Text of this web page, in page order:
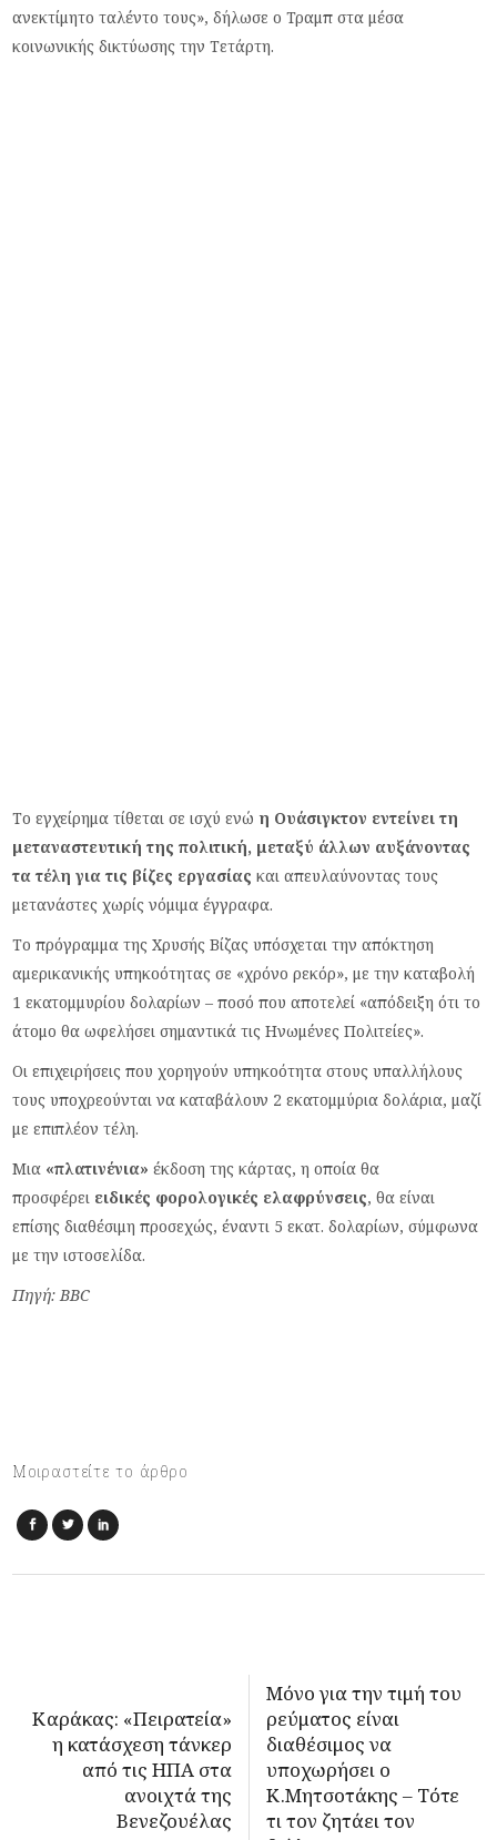
ανεκτίμητο ταλέντο τους»,δήλωσε ο Τραμπ στα μέσα
κοινωνικής δικτύωσης την Τετάρτη.
Το εγχείρημα τίθεται σε ισχύ ενώ η Ουάσιγκτον εντείνει τη
μεταναστευτική της πολιτική, μεταξύ άλλων αυξάνοντας
τα τέλη για τις βίζες εργασίαςκαι απευλαύνοντας τους
μετανάστες χωρίς νόμιμα έγγραφα.
Το πρόγραμμα της Χρυσής Βίζας υπόσχεται την απόκτηση
αμερικανικής υπηκοότητας σε «χρόνο ρεκόρ», με την καταβολή
1 εκατομμυρίου δολαρίων – ποσό που αποτελεί «απόδειξη ότι το
άτομο θα ωφελήσει σημαντικά τις Ηνωμένες Πολιτείες».
Οι επιχειρήσεις που χορηγούν υπηκοότητα στους υπαλλήλους
τους υποχρεούνται να καταβάλουν 2 εκατομμύρια δολάρια, μαζί
με επιπλέον τέλη.
Μια «πλατινένια»έκδοση της κάρτας, η οποία θα
προσφέρει ειδικές φορολογικές ελαφρύνσεις, θα είναι
επίσης διαθέσιμη προσεχώς, έναντι 5 εκατ. δολαρίων, σύμφωνα
με την ιστοσελίδα.
Πηγή: BBC
Μοιραστείτε το άρθρο
Καράκας: «Πειρατεία»
η κατάσχεση τάνκερ
από τις ΗΠΑ στα
ανοιχτά της
Βενεζουέλας
Μόνο για την τιμή του
ρεύματος είναι
διαθέσιμος να
υποχωρήσει ο
Κ.Μητσοτάκης – Τότε
τι τον ζητάει τον